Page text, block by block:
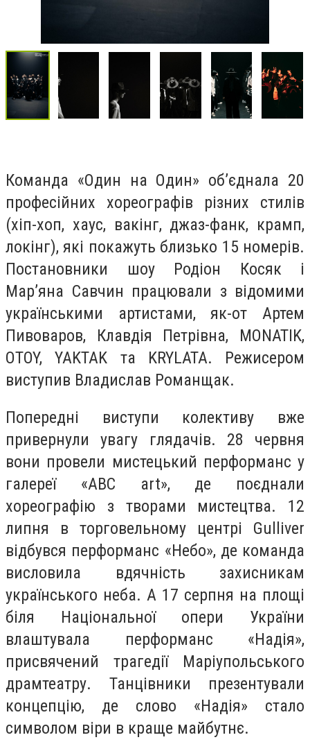
Команда «Один на Один» об’єднала 20
професійних хореографів різних стилів
(хіп-хоп, хаус, вакінг, джаз-фанк, крамп,
локінг), які покажуть близько 15 номерів.
Постановники шоу Родіон Косяк і
Мар’яна Савчин працювали з відомими
українськими артистами, як-от Артем
Пивоваров, Клавдія Петрівна, MONATIK,
OTOY, YAKTAK та KRYLATA. Режисером
виступив Владислав Романщак.
Попередні виступи колективу вже
привернули увагу глядачів. 28 червня
вони провели мистецький перформанс у
галереї «ABC art», де поєднали
хореографію з творами мистецтва. 12
липня в торговельному центрі Gulliver
відбувся перформанс «Небо», де команда
висловила вдячність захисникам
українського неба. А 17 серпня на площі
біля Національної опери України
влаштувала перформанс «Надія»,
присвячений трагедії Маріупольського
драмтеатру. Танцівники презентували
концепцію, де слово «Надія» стало
символом віри в краще майбутнє.